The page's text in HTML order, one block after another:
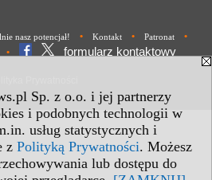
Sp. z o.o. i jej partnerzy
i podobnych technologii w
usług statystycznych i
z Polityką Prywatności. Możesz
lub dostępu do
nasz potencjał! • Kontakt • Patronat •
• formularz kontaktowy